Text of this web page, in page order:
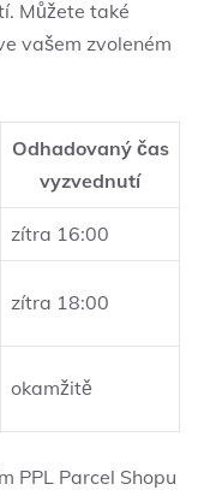
Můžete také
vašem zvoleném
Odhadovaný čas
vyzvednutí
zítra 16:00
zítra 18:00
okamžitě
PPL Parcel Shopu